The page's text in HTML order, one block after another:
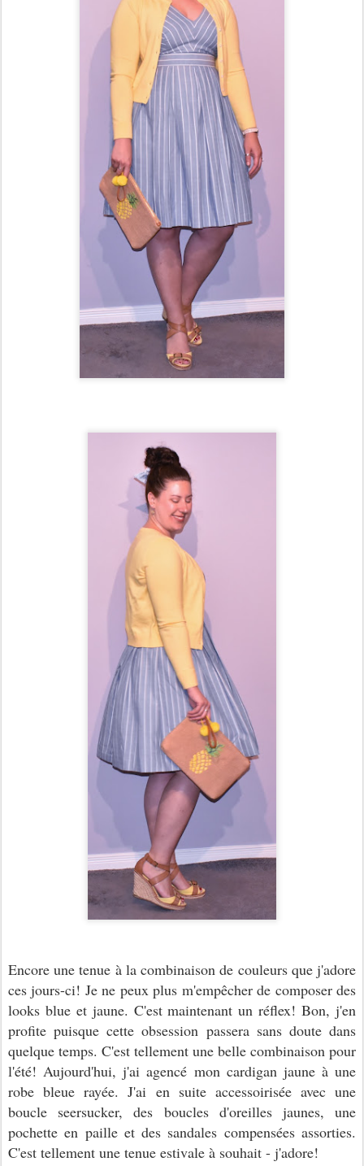
Encore une tenue à la combinaison de couleurs que j'adore
ces jours-ci! Je ne peux plus m'empêcher de composer des
looks blue et jaune. C'est maintenant un réflex! Bon, j'en
profite puisque cette obsession passera sans doute dans
quelque temps. C'est tellement une belle combinaison pour
l'été! Aujourd'hui, j'ai agencé mon cardigan jaune à une
robe bleue rayée. J'ai en suite accessoirisée avec une
boucle seersucker, des boucles d'oreilles jaunes, une
pochette en paille et des sandales compensées assorties.
C'est tellement une tenue estivale à souhait - j'adore!